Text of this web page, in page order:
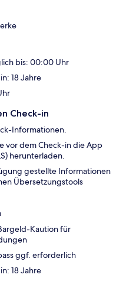
bis: 00:00 Uhr
18 Jahre
Check-in
Informationen.
vor dem Check-in die App
herunterladen.
gestellte Informationen
Übersetzungstools
Kaution für
ggf. erforderlich
18 Jahre